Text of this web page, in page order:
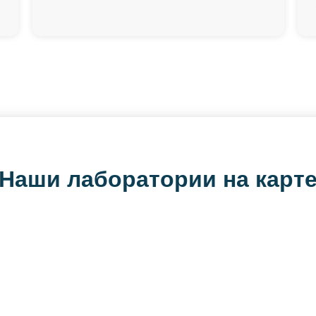
Наши лаборатории на карте